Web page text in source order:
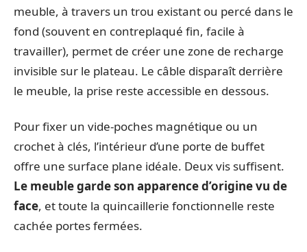
meuble, à travers un trou existant ou percé dans le
fond (souvent en contreplaqué fin, facile à
travailler), permet de créer une zone de recharge
invisible sur le plateau. Le câble disparaît derrière
le meuble, la prise reste accessible en dessous.
Pour fixer un vide-poches magnétique ou un
crochet à clés, l’intérieur d’une porte de buffet
offre une surface plane idéale. Deux vis suffisent.
Le meuble garde son apparence d’origine vu de
face, et toute la quincaillerie fonctionnelle reste
cachée portes fermées.